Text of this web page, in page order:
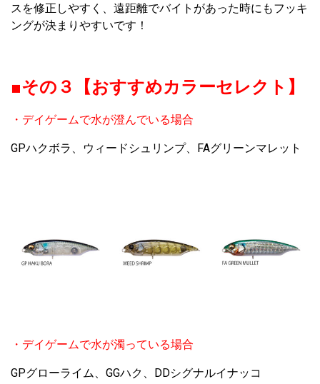
スを修正しやすく、遠距離でバイトがあった時にもフッキ
ングが決まりやすいです！
■その３【おすすめカラーセレクト】
・デイゲームで水が澄んでいる場合
GPハクボラ、ウィードシュリンプ、FAグリーンマレット
・デイゲームで水が濁っている場合
GPグローライム、GGハク、DDシグナルイナッコ